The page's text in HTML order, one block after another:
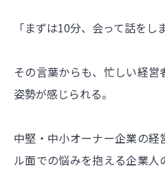
「まずは10分、会って話をし
その言葉からも、忙しい経営
姿勢が感じられる。
中堅・中小オーナー企業の
ル面での悩みを抱える企業